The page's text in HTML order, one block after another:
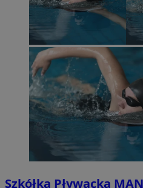
Szkółka Pływacka